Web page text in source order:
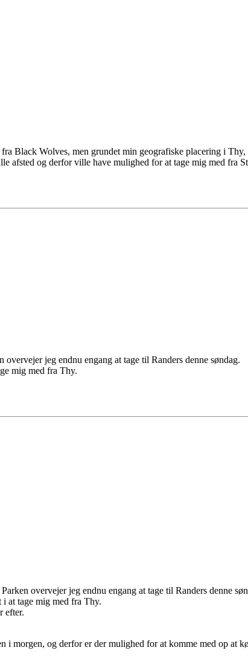
Black Wolves, men grundet min geografiske placering i Thy,
afsted og derfor ville have mulighed for at tage mig med fra
jeg endnu engang at tage til Randers denne søndag.
mig med fra Thy.
overvejer jeg endnu engang at tage til Randers denne
at tage mig med fra Thy.
efter.
i morgen, og derfor er der mulighed for at komme med op at